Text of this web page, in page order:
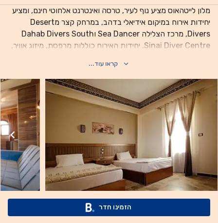
מלון לייטהאוס מציע נוף לעיר, טרסה ואינטרנט אלחוטי חינם, ומציע
יחידות אירוח במיקום אידיאלי בדהב, במרחק קצר מDesert
Divers, מרכז הצלילה Sea Dancer וDahab Divers South
Sinai Diver Centre. יחידות האירוח כוללות מרפסת, מיזוג אוויר,
שדה התעופה הקרוב ביותר הוא נמל התעופה הבינלאומי של
שארם א-שייח', שנמצא במרחק של 59 ק"מ מהמלון.
קראו עוד...
הזמינו חדר